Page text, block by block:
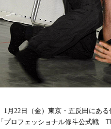
1月22日（金）東京・五反田にあ
「プロフェッショナル修斗公式戦